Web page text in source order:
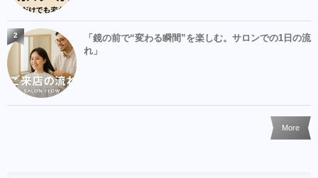
「鏡の前で“変わる瞬間”を楽しむ。サロンでの1日の流
れ」
2
More